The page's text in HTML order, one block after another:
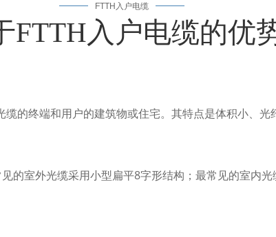
FTTH入户电缆
FTTH入户电缆的优
的终端和用户的建筑物或住宅。其特点是体积小、
的室外光缆采用小型扁平8字形结构；最常见的室内